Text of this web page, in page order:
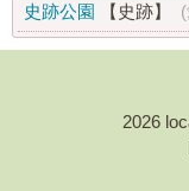
史跡公園
【史跡】
2026